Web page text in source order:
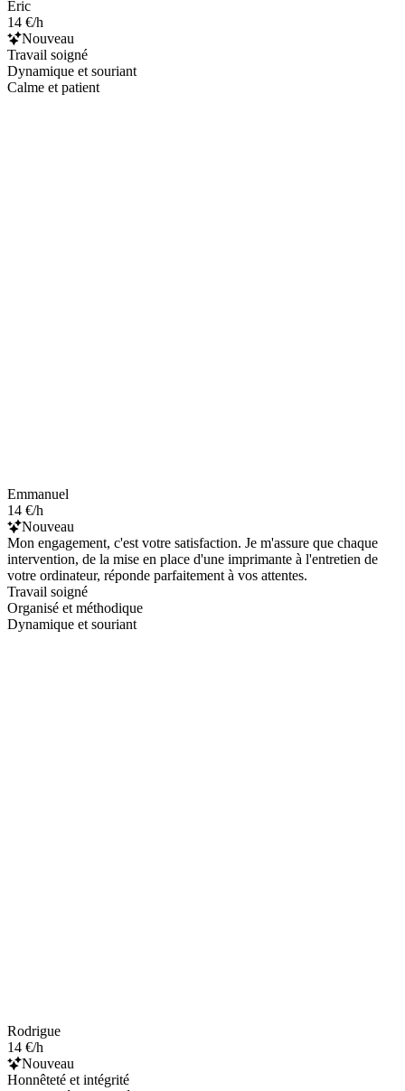
Eric
14 €/h
Nouveau
Travail soigné
Dynamique et souriant
Calme et patient
Emmanuel
14 €/h
Nouveau
Mon engagement, c'est votre satisfaction. Je m'assure que chaque
intervention, de la mise en place d'une imprimante à l'entretien de
votre ordinateur, réponde parfaitement à vos attentes.
Travail soigné
Organisé et méthodique
Dynamique et souriant
Rodrigue
14 €/h
Nouveau
Honnêteté et intégrité